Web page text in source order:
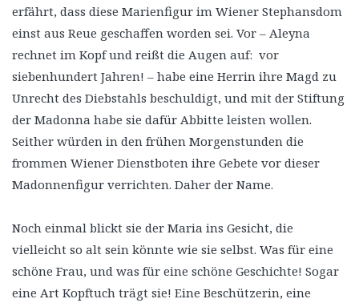
erfährt, dass diese Marienfigur im Wiener Stephansdom
einst aus Reue geschaffen worden sei. Vor – Aleyna
rechnet im Kopf und reißt die Augen auf: vor
siebenhundert Jahren! – habe eine Herrin ihre Magd zu
Unrecht des Diebstahls beschuldigt, und mit der Stiftung
der Madonna habe sie dafür Abbitte leisten wollen.
Seither würden in den frühen Morgenstunden die
frommen Wiener Dienstboten ihre Gebete vor dieser
Madonnenfigur verrichten. Daher der Name.
Noch einmal blickt sie der Maria ins Gesicht, die
vielleicht so alt sein könnte wie sie selbst. Was für eine
schöne Frau, und was für eine schöne Geschichte! Sogar
eine Art Kopftuch trägt sie! Eine Beschützerin, eine